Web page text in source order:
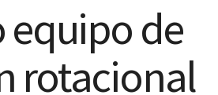
equipo de
rotacional